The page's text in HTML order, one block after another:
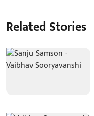
Related Stories